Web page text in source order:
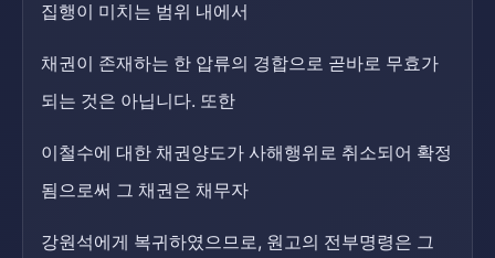
집행이 미치는 범위 내에서
채권이 존재하는 한 압류의 경합으로 곧바로 무효가
되는 것은 아닙니다. 또한
이철수에 대한 채권양도가 사해행위로 취소되어 확정
됨으로써 그 채권은 채무자
강원석에게 복귀하였으므로, 원고의 전부명령은 그